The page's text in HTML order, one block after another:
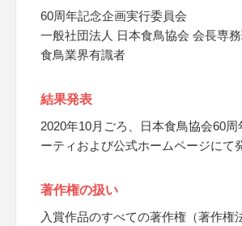
60周年記念企画実行委員会
一般社団法人 日本食鳥協会 会長専
食鳥業界有識者
結果発表
2020年10月ごろ、日本食鳥協会60
ーティおよび公式ホームページにて
著作権の扱い
入賞作品のすべての著作権（著作権